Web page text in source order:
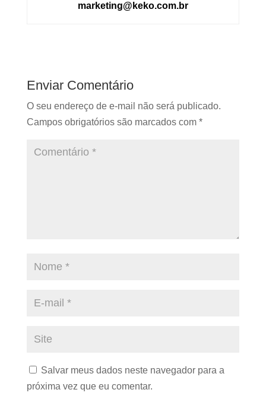
marketing@keko.com.br
Enviar Comentário
O seu endereço de e-mail não será publicado.
Campos obrigatórios são marcados com *
Salvar meus dados neste navegador para a
próxima vez que eu comentar.